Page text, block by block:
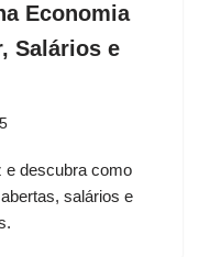
Economia
Salários e
e descubra como
salários e